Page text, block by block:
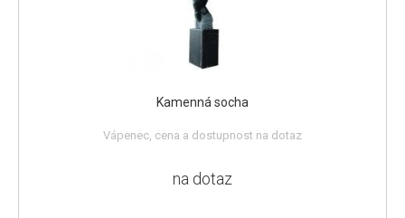
Kamenná socha
Vápenec, cena a dostupnost na dotaz
na dotaz